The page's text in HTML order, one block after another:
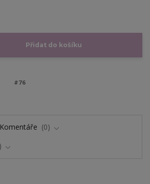
Přidat do košíku
#76
Komentáře
0